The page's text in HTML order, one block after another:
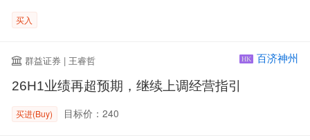
买入
群益证券 | 王睿哲 HK 百济神州
26H1业绩再超预期，继续上调经营指引
买进(Buy) 目标价：240